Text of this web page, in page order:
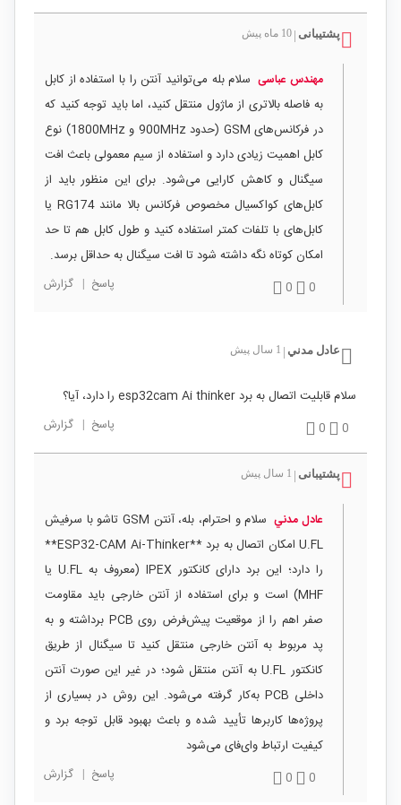
پشتیبانی 10 ماه پیش
مهندس عباسی سلام بله می‌توانید آنتن را با استفاده از کابل
به فاصله بالاتری از ماژول منتقل کنید، اما باید توجه کنید که
در فرکانس‌های GSM (حدود 900MHz و 1800MHz) نوع
کابل اهمیت زیادی دارد و استفاده از سیم معمولی باعث افت
سیگنال و کاهش کارایی می‌شود. برای این منظور باید از
کابل‌های کواکسیال مخصوص فرکانس بالا مانند RG174 یا
کابل‌های با تلفات کمتر استفاده کنید و طول کابل هم تا حد
امکان کوتاه نگه داشته شود تا افت سیگنال به حداقل برسد.
0
0 پاسخ | گزارش
عادل مدني 1 سال پیش
سلام قابلیت اتصال به برد esp32cam Ai thinker را دارد، آیا؟
0
0 پاسخ | گزارش
پشتیبانی 1 سال پیش
عادل مدني
سلام و احترام، بله، آنتن GSM تاشو با سرفیش
U.FL امکان اتصال به برد **ESP32‑CAM Ai‑Thinker**
را دارد؛ این برد دارای کانکتور IPEX (معروف به U.FL یا
MHF) است و برای استفاده از آنتن خارجی باید مقاومت
صفر اهم را از موقعیت پیش‌فرض روی PCB برداشته و به
پد مربوط به آنتن خارجی منتقل کنید تا سیگنال از طریق
کانکتور U.FL به آنتن منتقل شود؛ در غیر این صورت آنتن
داخلی PCB به‌کار گرفته می‌شود. این روش در بسیاری از
پروژه‌ها کاربرها تأیید شده و باعث بهبود قابل توجه برد و
کیفیت ارتباط وای‌فای می‌شود
0
0 پاسخ | گزارش